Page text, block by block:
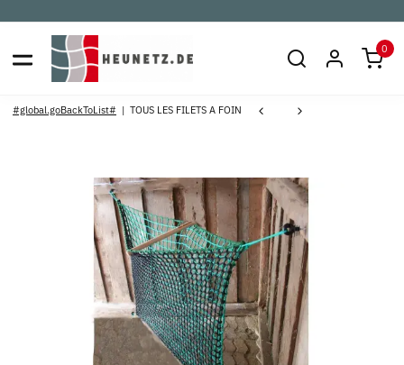
0
#global.goBackToList# TOUS LES FILETS A FOIN